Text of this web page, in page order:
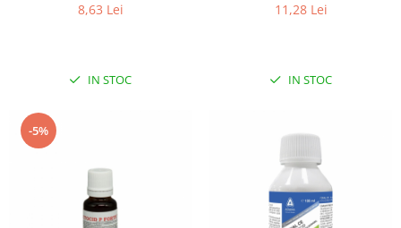
8,63 Lei
IN STOC
11,28 Lei
IN STOC
-5%